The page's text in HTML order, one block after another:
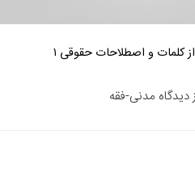
کلمات و اصطلاحات حقوقی ۱
مدنی-فقه